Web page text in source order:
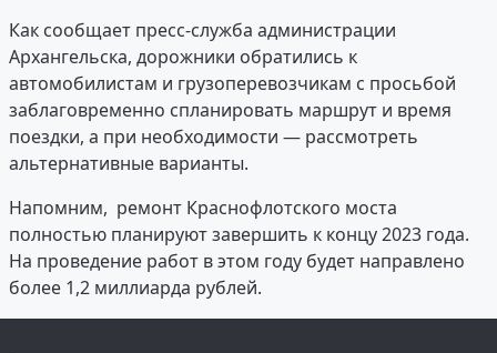
Как сообщает пресс-служба администрации
Архангельска, дорожники обратились к
автомобилистам и грузоперевозчикам с просьбой
заблаговременно спланировать маршрут и время
поездки, а при необходимости — рассмотреть
альтернативные варианты.
Напомним, ремонт Краснофлотского моста
полностью планируют завершить к концу 2023 года.
На проведение работ в этом году будет направлено
более 1,2 миллиарда рублей.